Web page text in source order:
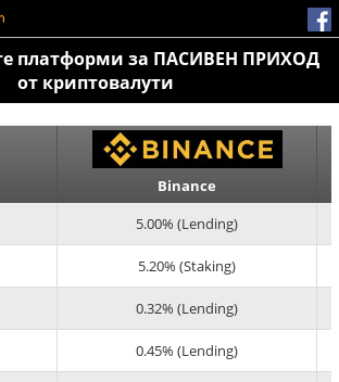
платформи за ПАСИВЕН ПРИХОД
от криптовалути
Binance
5.00% (Lending)
5.20% (Staking)
0.32% (Lending)
0.45% (Lending)